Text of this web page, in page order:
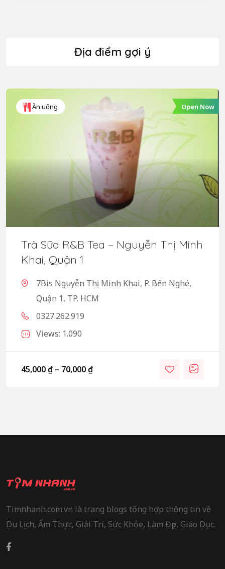
Địa điểm gợi ý
Ăn uống Open Now
Trà Sữa R&B Tea – Nguyễn Thị Minh
Khai, Quận 1
7Bis Nguyễn Thị Minh Khai, P. Bến Nghé,
Quận 1, TP. HCM
0327.262.919
Views: 1.090
45,000₫ – 70,000₫
Timnhanh.com.vn là trang blogs tổng hợp thông tin về
Du Lịch, Ẩm Thực, Giải Trí, Sức Khỏe, Làm Đẹp, Giáo Dục.